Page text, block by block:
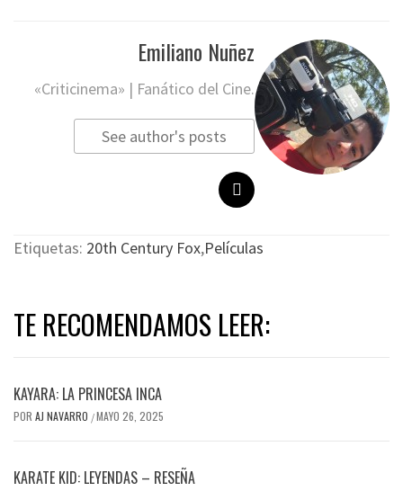
Emiliano Nuñez
«Criticinema» | Fanático del Cine.
See author's posts
Etiquetas: 20th Century Fox,Películas
TE RECOMENDAMOS LEER:
KAYARA: LA PRINCESA INCA
POR AJ NAVARRO /MAYO 26, 2025
KARATE KID: LEYENDAS – RESEÑA